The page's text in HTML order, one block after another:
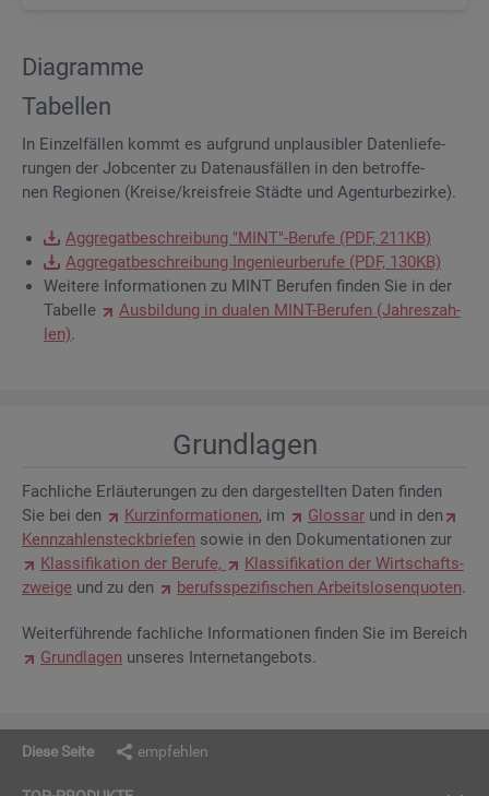
Dia­gram­me
Ta­bel­len
In Ein­zel­fäl­len kommt es auf­grund un­plau­si­bler Da­ten­lie­fe­
run­gen der Job­cen­ter zu Da­ten­aus­fäl­len in den be­trof­fe­
nen Re­gio­nen (Krei­se/kreis­freie Städ­te und Agen­tur­be­zir­ke).
Ag­gre­gat­be­schrei­bung "MINT"-Be­ru­fe (PDF, 211KB)
Ag­gre­gat­be­schrei­bung In­ge­nieur­be­ru­fe (PDF, 130KB)
Wei­te­re In­for­ma­tio­nen zu MINT Be­ru­fen fin­den Sie in der
Ta­bel­le
Aus­bil­dung in dua­len MINT-Be­ru­fen (Jah­res­zah­
len).
Grund­la­gen
Fach­li­che Er­läu­te­run­gen zu den dar­ge­stell­ten Daten fin­den
Sie bei den
Kurz­in­for­ma­tio­nen, im Glos­sar und in den
Kenn­zah­len­steck­brie­fen sowie in den Do­ku­men­ta­tio­nen zur
Klas­si­fi­ka­ti­on der Be­ru­fe,
Klas­si­fi­ka­ti­on der Wirt­schafts­
zwei­ge und zu den be­rufs­spe­zi­fi­schen Ar­beits­lo­sen­quo­ten.
Wei­ter­füh­ren­de fach­li­che In­for­ma­tio­nen fin­den Sie im Be­reich
Grund­la­gen un­se­res In­ter­net­an­ge­bots.
Diese Seite empfehlen